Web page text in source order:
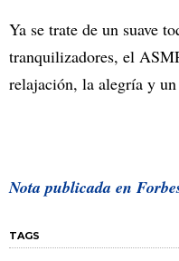
Ya se trate de un suave
tranquilizadores, el
relajación, la alegría y
Nota publicada en
TAGS